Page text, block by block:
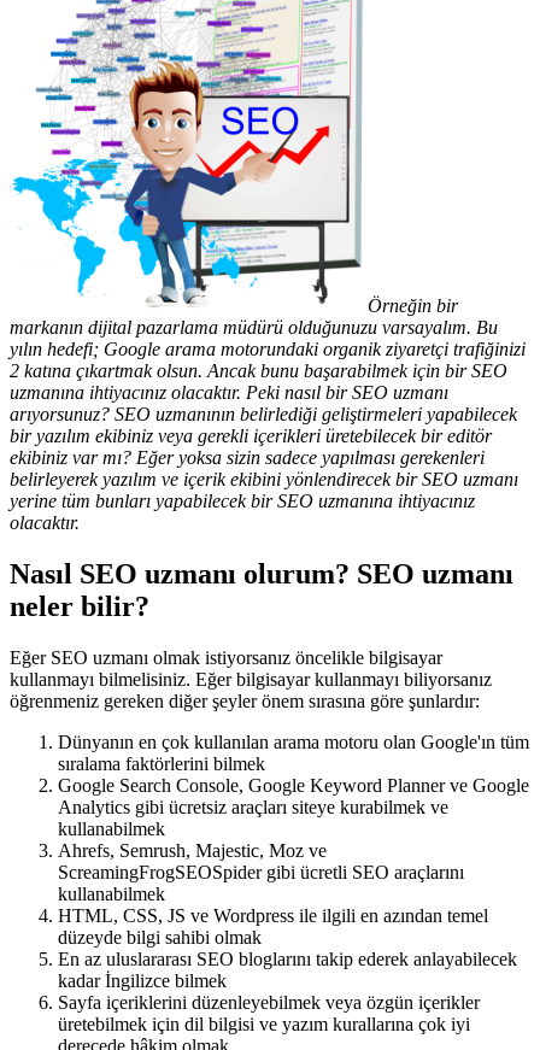
Örneğin bir
markanın dijital pazarlama müdürü olduğunuzu varsayalım. Bu
yılın hedefi; Google arama motorundaki organik ziyaretçi trafiğinizi
2 katına çıkartmak olsun. Ancak bunu başarabilmek için bir SEO
uzmanına ihtiyacınız olacaktır. Peki nasıl bir SEO uzmanı
arıyorsunuz? SEO uzmanının belirlediği geliştirmeleri yapabilecek
bir yazılım ekibiniz veya gerekli içerikleri üretebilecek bir editör
ekibiniz var mı? Eğer yoksa sizin sadece yapılması gerekenleri
belirleyerek yazılım ve içerik ekibini yönlendirecek bir SEO uzmanı
yerine tüm bunları yapabilecek bir SEO uzmanına ihtiyacınız
olacaktır.
Nasıl SEO uzmanı olurum? SEO uzmanı
neler bilir?
Eğer SEO uzmanı olmak istiyorsanız öncelikle bilgisayar
kullanmayı bilmelisiniz. Eğer bilgisayar kullanmayı biliyorsanız
öğrenmeniz gereken diğer şeyler önem sırasına göre şunlardır:
Dünyanın en çok kullanılan arama motoru olan Google'ın tüm
sıralama faktörlerini bilmek
Google Search Console, Google Keyword Planner ve Google
Analytics gibi ücretsiz araçları siteye kurabilmek ve
kullanabilmek
Ahrefs, Semrush, Majestic, Moz ve
ScreamingFrogSEOSpider gibi ücretli SEO araçlarını
kullanabilmek
HTML, CSS, JS ve Wordpress ile ilgili en azından temel
düzeyde bilgi sahibi olmak
En az uluslararası SEO bloglarını takip ederek anlayabilecek
kadar İngilizce bilmek
Sayfa içeriklerini düzenleyebilmek veya özgün içerikler
üretebilmek için dil bilgisi ve yazım kurallarına çok iyi
derecede hâkim olmak